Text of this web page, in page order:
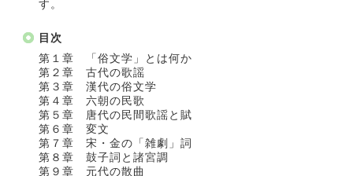
す。
目次
第１章 「俗文学」とは何か
第２章 古代の歌謡
第３章 漢代の俗文学
第４章 六朝の民歌
第５章 唐代の民間歌謡と賦
第６章 変文
第７章 宋・金の「雑劇」詞
第８章 鼓子詞と諸宮調
第９章 元代の散曲